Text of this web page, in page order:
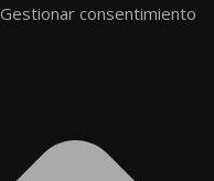
Gestionar consentimiento